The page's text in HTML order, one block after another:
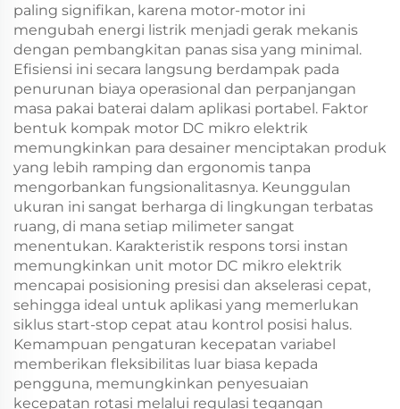
paling signifikan, karena motor-motor ini
mengubah energi listrik menjadi gerak mekanis
dengan pembangkitan panas sisa yang minimal.
Efisiensi ini secara langsung berdampak pada
penurunan biaya operasional dan perpanjangan
masa pakai baterai dalam aplikasi portabel. Faktor
bentuk kompak motor DC mikro elektrik
memungkinkan para desainer menciptakan produk
yang lebih ramping dan ergonomis tanpa
mengorbankan fungsionalitasnya. Keunggulan
ukuran ini sangat berharga di lingkungan terbatas
ruang, di mana setiap milimeter sangat
menentukan. Karakteristik respons torsi instan
memungkinkan unit motor DC mikro elektrik
mencapai posisioning presisi dan akselerasi cepat,
sehingga ideal untuk aplikasi yang memerlukan
siklus start-stop cepat atau kontrol posisi halus.
Kemampuan pengaturan kecepatan variabel
memberikan fleksibilitas luar biasa kepada
pengguna, memungkinkan penyesuaian
kecepatan rotasi melalui regulasi tegangan